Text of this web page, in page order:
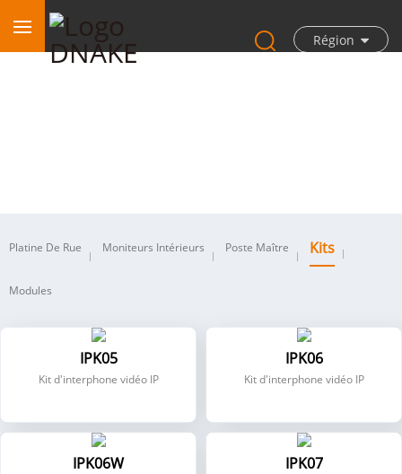
Région
Platine De Rue Moniteurs Intérieurs Poste Maître Kits
Modules
IPK05
Kit d'interphone vidéo IP
IPK06
Kit d'interphone vidéo IP
IPK06W IPK07